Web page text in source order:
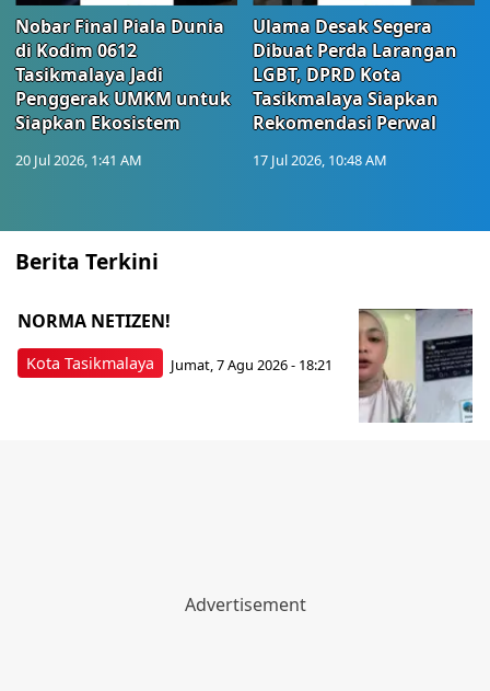
Nobar Final Piala Dunia
di Kodim 0612
Tasikmalaya Jadi
Penggerak UMKM untuk
Siapkan Ekosistem
20 Jul 2026, 1:41 AM
Ulama Desak Segera
Dibuat Perda Larangan
LGBT, DPRD Kota
Tasikmalaya Siapkan
Rekomendasi Perwal
17 Jul 2026, 10:48 AM
Berita Terkini
Kota Tasikmalaya
NORMA NETIZEN!
Jumat, 7 Agu 2026 - 18:21